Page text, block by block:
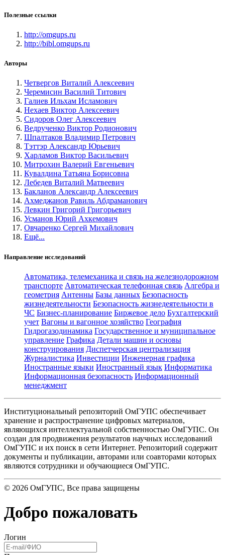
Полезные ссылки
http://omgups.ru
http://bibl.omgups.ru
Авторы
Четвергов Виталий Алексеевич
Черемисин Василий Титович
Галиев Ильхам Исламович
Нехаев Виктор Алексеевич
Сидоров Олег Алексеевич
Ведрученко Виктор Родионович
Шпалтаков Владимир Петрович
Тэттэр Александр Юрьевич
Харламов Виктор Васильевич
Митрохин Валерий Евгеньевич
Кувалдина Татьяна Борисовна
Лебедев Виталий Матвеевич
Бакланов Александр Алексеевич
Ахмеджанов Равиль Абдраманович
Левкин Григорий Григорьевич
Усманов Юрий Ахкемович
Овчаренко Сергей Михайлович
Ещё...
Направление исследований
Автоматика, телемеханика и связь на железнодорожном
транспорте Автоматическая телефонная связь Алгебра и
геометрия Антенны Базы данных Безопасность
жизнедеятельности Безопасность жизнедеятельности в
ЧС Бизнес-планирование Биржевое дело Бухгалтерский
учет Вагоны и вагонное хозяйство География
Гидрогазодинамика Государственное и муниципальное
управление Графика Детали машин и основы
конструирования Диспетчерская централизация
Журналистика Инвестиции Инженерная графика
Иностранные языки Иностранный язык Информатика
Информационная безопасность Информационный
менеджмент
Институциональный репозиторий ОмГУПС обеспечивает
хранение и распространение цифровых материалов,
являющихся интеллектуальной собственностью ОмГУПС. Он
создан для продвижения результатов научных исследований
ОмГУПС и их поиск в сети Интернет. Репозиторий содержит
документы и публикации, авторами или соавторами которых
являются сотрудники и обучающиеся ОмГУПС.
© 2026 ОмГУПС, Все права защищены
Добро пожаловать
Логин